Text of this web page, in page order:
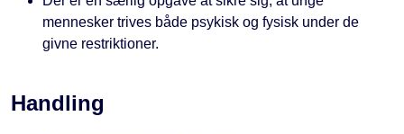
mennesker trives både psykisk og fysisk under de
givne restriktioner.
Handling